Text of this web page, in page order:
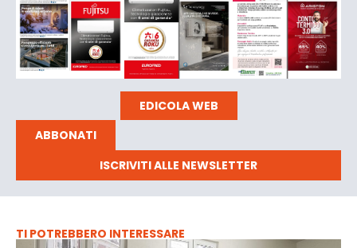
EDICOLA WEB
ABBONATI
ISCRIVITI ALLE NEWSLETTER
TI POTREBBERO INTERESSARE